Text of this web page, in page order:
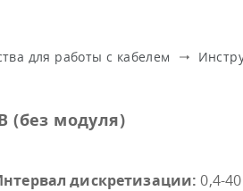
для работы с кабелем
(без модуля)
дискретизации: 0,4-